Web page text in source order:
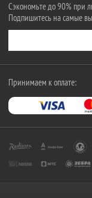
Сэкономьте до 90% при
Подпишитесь на самые
Принимаем к оплате: